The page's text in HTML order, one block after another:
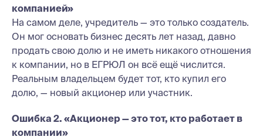
компанией»
На самом деле, учредитель — это только создатель.
Он мог основать бизнес десять лет назад, давно
продать свою долю и не иметь никакого отношения
к компании, но в ЕГРЮЛ он всё ещё числится.
Реальным владельцем будет тот, кто купил его
долю, — новый акционер или участник.
Ошибка 2. «Акционер — это тот, кто работает в
компании»